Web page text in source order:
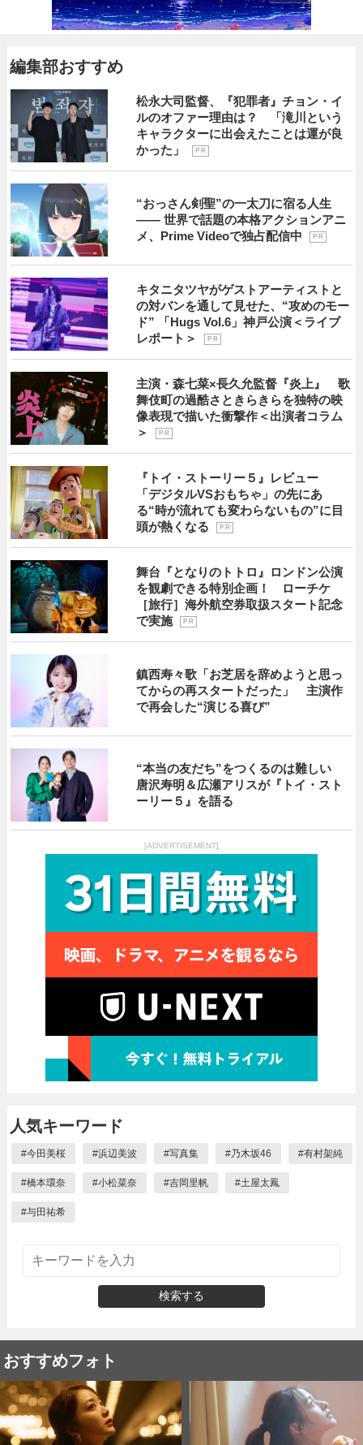
編集部おすすめ
松永大司監督、『犯罪者』チョン・イ
ルのオファー理由は？ 「滝川という
キャラクターに出会えたことは運が良
かった」
P R
“おっさん剣聖”の一太刀に宿る人生
―― 世界で話題の本格アクションアニ
メ、Prime Videoで独占配信中
P R
キタニタツヤがゲストアーティストと
の対バンを通して見せた、“攻めのモー
ド” 「Hugs Vol.6」神戸公演＜ライブ
レポート＞
P R
主演・森七菜×長久允監督『炎上』 歌
舞伎町の過酷さときらきらを独特の映
像表現で描いた衝撃作＜出演者コラム
＞
P R
『トイ・ストーリー５』レビュー
「デジタルVSおもちゃ」の先にあ
る“時が流れても変わらないもの”に目
頭が熱くなる
P R
舞台『となりのトトロ』ロンドン公演
を観劇できる特別企画！ ローチケ
［旅行］海外航空券取扱スタート記念
で実施
P R
鎮西寿々歌「お芝居を辞めようと思っ
てからの再スタートだった」 主演作
で再会した“演じる喜び”
“本当の友だち”をつくるのは難しい
唐沢寿明＆広瀬アリスが『トイ・スト
ーリー５』を語る
[ADVERTISEMENT]
人気キーワード
#今田美桜 #浜辺美波 #写真集 #乃木坂46 #有村架純
#橋本環奈 #小松菜奈 #吉岡里帆 #土屋太鳳
#与田祐希
検索する
おすすめフォト